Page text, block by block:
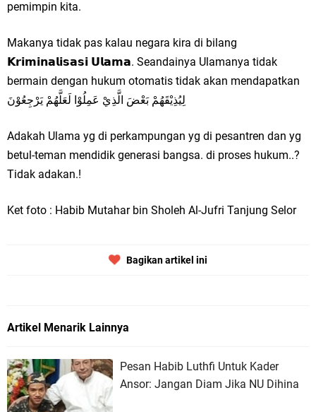
pemimpin kita.
Makanya tidak pas kalau negara kira di bilang
𝗞𝗿𝗶𝗺𝗶𝗻𝗮𝗹𝗶𝘀𝗮𝘀𝗶 𝗨𝗹𝗮𝗺𝗮. Seandainya Ulamanya tidak
bermain dengan hukum otomatis tidak akan mendapatkan
لِيُذِيْقَهُمْ بَعْضَ الَّذِيْ عَمِلُوْا لَعَلَّهُمْ يَرْجِعُوْنَ
Adakah Ulama yg di perkampungan yg di pesantren dan yg
betul-teman mendidik generasi bangsa. di proses hukum..?
Tidak adakan.!
Ket foto : Habib Mutahar bin Sholeh Al-Jufri Tanjung Selor
Bagikan artikel ini
Artikel Menarik Lainnya
Pesan Habib Luthfi Untuk Kader
Ansor: Jangan Diam Jika NU Dihina